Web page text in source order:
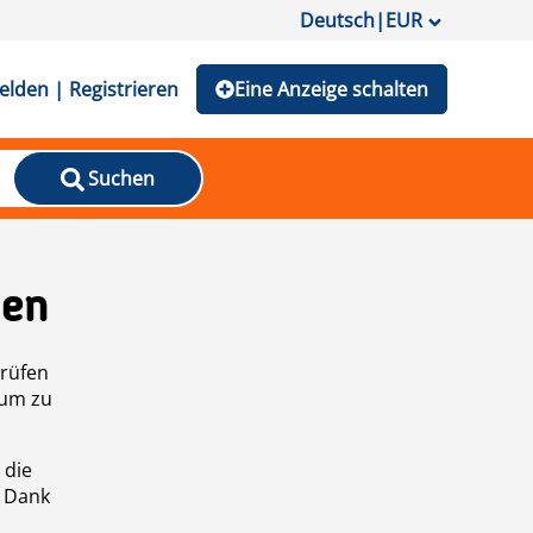
Deutsch|EUR
| Registrieren Eine Anzeige schalten
Suchen
zu
die